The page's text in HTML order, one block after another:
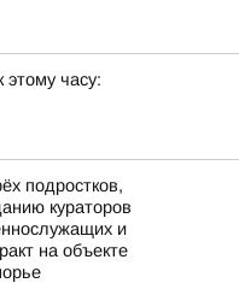
часу:
подростков,
кураторов
и
на объекте